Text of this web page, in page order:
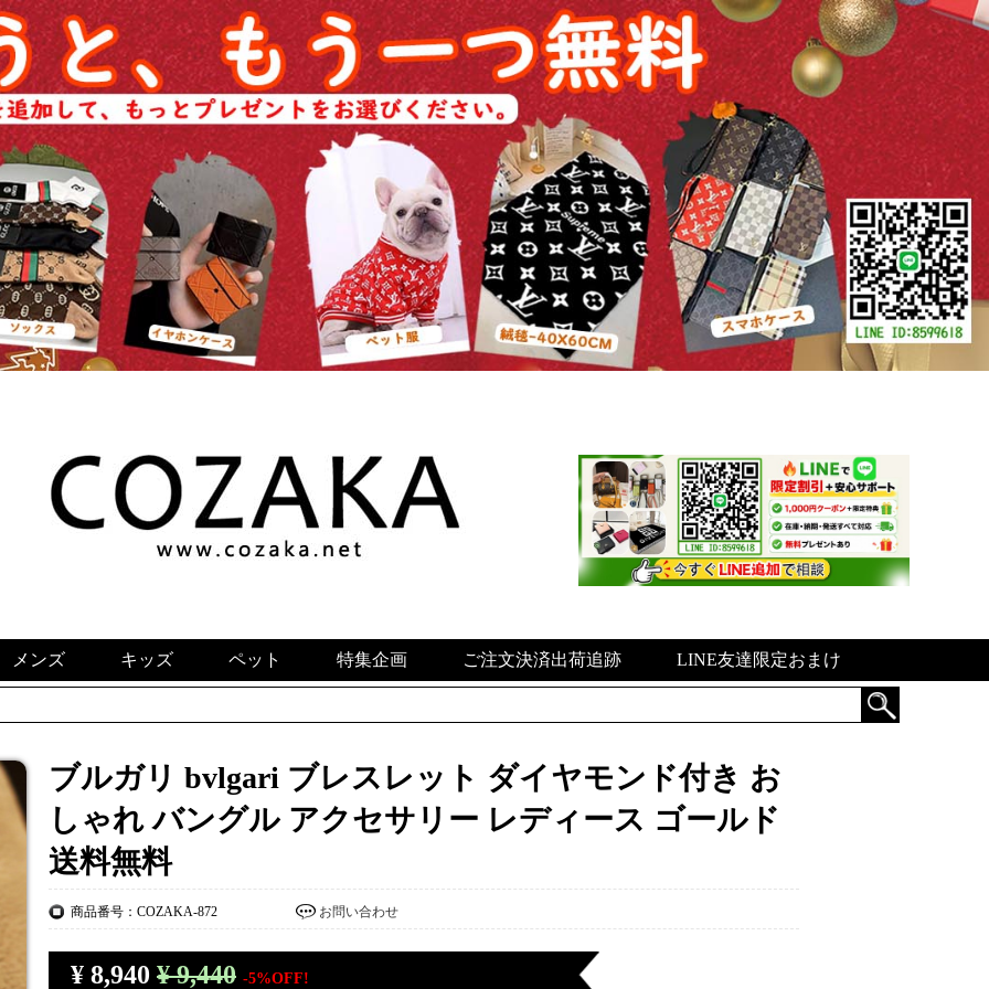
メンズ キッズ ペット 特集企画 ご注文決済出荷追跡 LINE友達限定おまけ
ブルガリ bvlgari ブレスレット ダイヤモンド付き お
しゃれ バングル アクセサリー レディース ゴールド
送料無料
商品番号：COZAKA-872 お問い合わせ
¥ 8,940 ¥ 9,440 -5%OFF!